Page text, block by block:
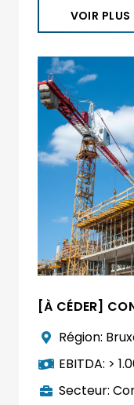
VOIR PLUS
[À CÉDER]
Région:
EBITDA: >
Secteur: